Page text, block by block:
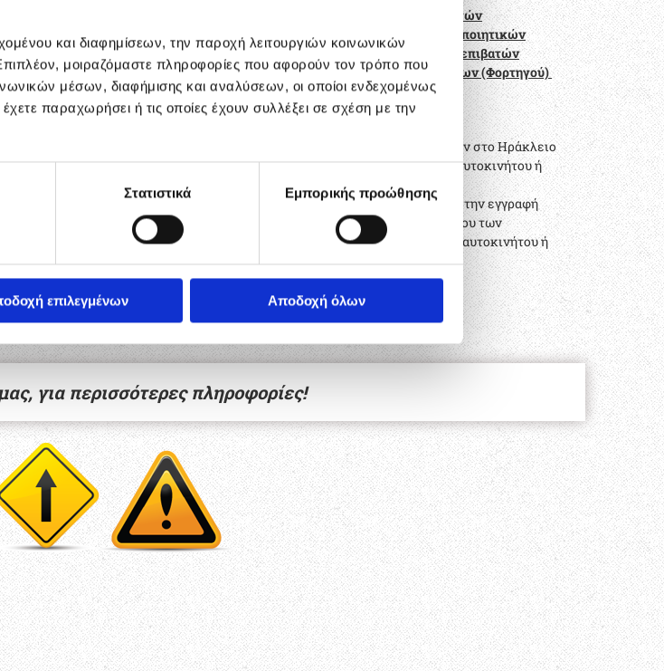
και διαφημίσεων, την παροχή λειτουργιών κοινωνικών
μοιραζόμαστε πληροφορίες που αφορούν τον τρόπο που
μέσων, διαφήμισης και αναλύσεων, οι οποίοι ενδεχομένως
παραχωρήσει ή τις οποίες έχουν συλλέξει σε σχέση με την
Στατιστικά Εμπορικής προώθησης
επιλεγμένων Αποδοχή όλων
άδειας οδήγησης με
ή δικό τους
με την:
άδειας οδήγησης (κάθε
άδειας οδήγησης λόγω
φθοράς, κλοπής
άδειας οδήγησης από χώρα της
αντίστοιχης κατηγορίας
άδειας οδήγησης
δημόσιας χρήσης (ταξί)
οχήματος
Εκπαίδευση επαγγελματιών οδηγών
αυτοκινήτων για χορήγηση Πιστοποιητικών
Επαγγελματικής Ικανότητας ΠΕΙ επιβατών
(Λεωφορείου) ή ΠΕΙ εμπορευμάτων (Φορτηγού)
Προσφορές - Ειδικές Τιμές:
Σε φοιτητές που σπουδάζουν στο Ηράκλειο
για απόκτηση διπλώματος αυτοκινήτου ή
μοτοσικλέτας.
Την περίοδο 01/10-31/03 με την εγγραφή
και αποπληρωμή του πακέτου των
υποχρεωτικών μαθημάτων αυτοκινήτου ή
μοτοσικλέτας.
για περισσότερες πληροφορίες!